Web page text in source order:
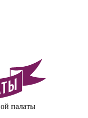
палаты